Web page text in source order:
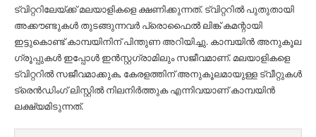
ട്വിറ്ററിലേയ്ക്ക് മലയാളികളെ ക്ഷണിക്കുന്നത്. ട്വിറ്ററിൽ പുതുതായി
അക്കൗണ്ടുകൾ തുടങ്ങുന്നവർ പ്രൊഫൈൽ ലിങ്ക് കമന്റായി
ഇട്ടുകൊണ്ട് കാമ്പയിനിന് പിന്തുണ അറിയിച്ചു. കാമ്പയിൻ അനുകൂല
ഗ്രൂപ്പുകൾ ഇപ്പോൾ ഇൻസ്റ്റഗ്രാമിലും സജീവമാണ്. മലയാളികളെ
ട്വിറ്ററിൽ സജീവമാക്കുക, കേരളത്തിന് അനുകൂലമായുള്ള ട്വീറ്റുകൾ
ട്രെൻഡിംഗ് ലിസ്റ്റിൽ നിലനിർത്തുക എന്നിവയാണ് കാമ്പയിൻ
ലക്ഷ്യമിടുന്നത്.